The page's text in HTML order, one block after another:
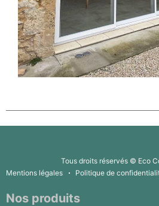
Tous droits réservés © Eco
Mentions légales
Politique de
Nos produits